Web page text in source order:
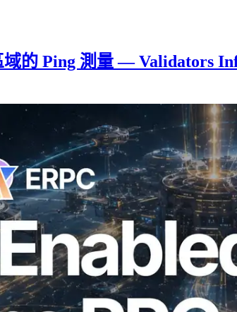
域的 Ping 測量 — Validators